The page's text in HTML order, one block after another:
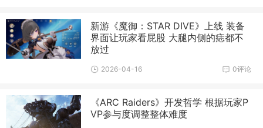
新游《魔御：STAR DIVE》上线 装备
界面让玩家看屁股 大腿内侧的痣都不
放过
0评论
2026-04-16
《ARC Raiders》开发哲学 根据玩家P
VP参与度调整整体难度